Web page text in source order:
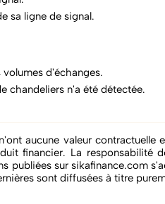
sa ligne de signal.
d'échanges.
chandeliers n'a été détectée.
aucune valeur
financier. La responsabilité
publiées sur sikafinance.com
sont diffusées à titre